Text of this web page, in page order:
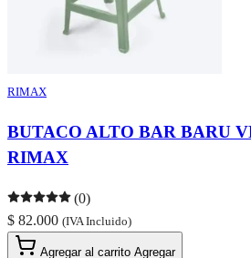
RIMAX
BUTACO ALTO BAR BARU
RIMAX
(0)
$ 82.000 (IVA Incluido)
Agregar al carrito Agregar